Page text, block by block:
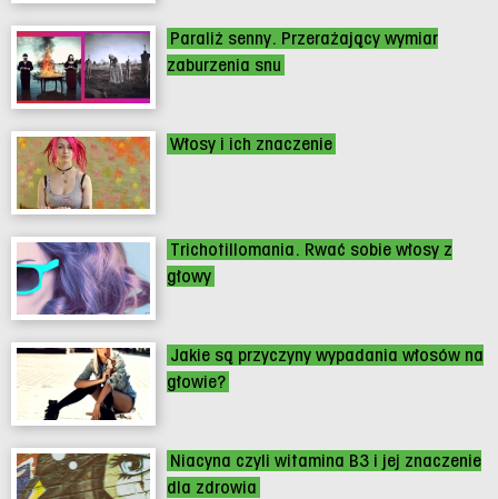
Paraliż senny. Przerażający wymiar
zaburzenia snu
Włosy i ich znaczenie
Trichotillomania. Rwać sobie włosy z
głowy
Jakie są przyczyny wypadania włosów na
głowie?
Niacyna czyli witamina B3 i jej znaczenie
dla zdrowia